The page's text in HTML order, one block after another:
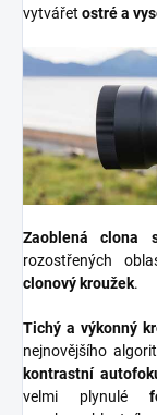
vytvářet ostré a
Zaoblená clona
rozostřených
clonový kroužek.
Tichý a výkonný
nejnovějšího
kontrastní
velmi plynulé